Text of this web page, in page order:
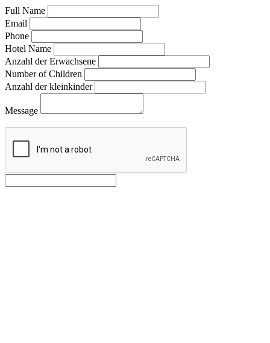
Full Name
Email
Phone
Hotel Name
Anzahl der Erwachsene
Number of Children
Anzahl der kleinkinder
Message